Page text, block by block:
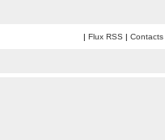
| Flux RSS | Contacts